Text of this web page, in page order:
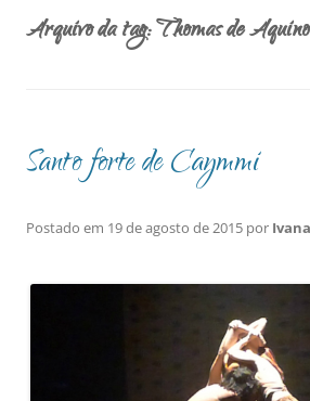
Arquivo da tag:Thomas de
Santo forte de Caymmi
Postado em 19 de agosto de 2015 por